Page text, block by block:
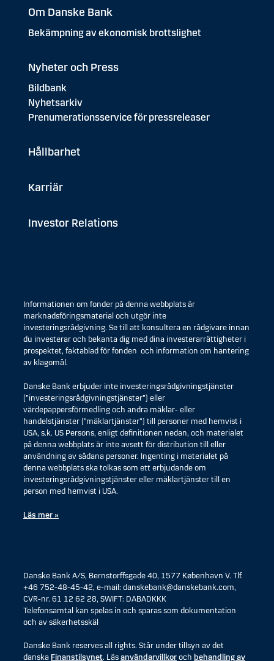
Om Danske Bank
Bekämpning av ekonomisk brottslighet
Nyheter och Press
Bildbank
Nyhetsarkiv
Prenumerationsservice för pressreleaser
Hållbarhet
Karriär
Investor Relations
Informationen om fonder på denna webbplats är
marknadsföringsmaterial och utgör inte
investeringsrådgivning. Se till att konsultera en rådgivare innan
du investerar och bekanta dig med dina investerarrättigheter i
prospektet, faktablad för fonden och information om hantering
av klagomål.
Danske Bank erbjuder inte investeringsrådgivningstjänster
(”investeringsrådgivningstjänster”) eller
värdepappersförmedling och andra mäklar- eller
handelstjänster (”mäklartjänster”) till personer med hemvist i
USA, s.k. US Persons, enligt definitionen nedan, och materialet
på denna webbplats är inte avsett för distribution till eller
användning av sådana personer. Ingenting i materialet på
denna webbplats ska tolkas som ett erbjudande om
investeringsrådgivningstjänster eller mäklartjänster till en
person med hemvist i USA.
Läs mer »
Danske Bank A/S, Bernstorffsgade 40, 1577 København V. Tlf.
+46 752-48-45-42, e-mail: danskebank@danskebank.com,
CVR-nr. 61 12 62 28, SWIFT: DABADKKK
Telefonsamtal kan spelas in och sparas som dokumentation
och av säkerhetsskäl
Danske Bank reserves all rights. Står under tillsyn av det
danska Finanstilsynet. Läsanvändarvillkoroch behandling av